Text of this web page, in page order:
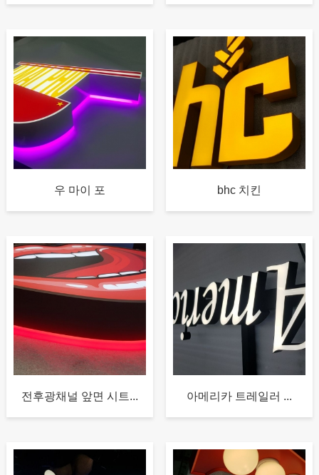
우 마이 포 bhc 치킨
전후광채널 앞면 시트... 아메리카 트레일러 ...